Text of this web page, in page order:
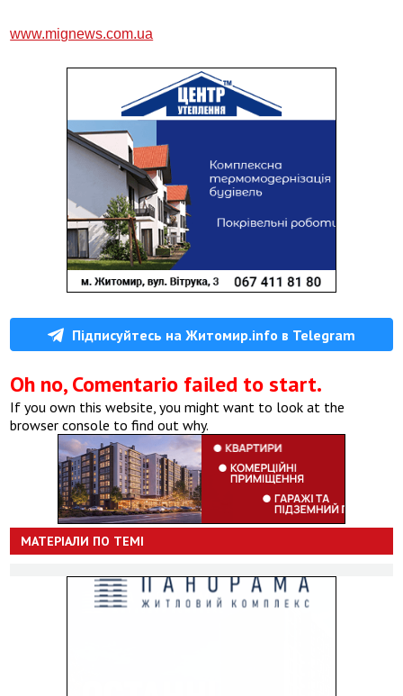
www.mignews.com.ua
Підписуйтесь на Житомир.info в Telegram
Oh no, Comentario failed to start.
If you own this website, you might want to look at the
browser console to find out why.
МАТЕРІАЛИ ПО ТЕМІ